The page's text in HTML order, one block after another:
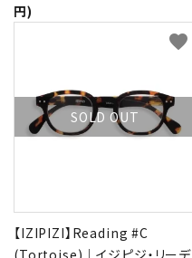
円)
SOLD OUT
【IZIPIZI】Reading #C
(Tortoise)｜イジピジ・リーデ
favorite